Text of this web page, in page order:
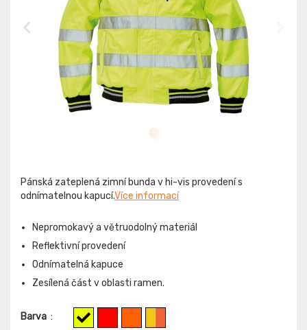
Pánská zateplená zimní bunda v hi-vis provedení s
odnímatelnou kapucí.Více informací
Nepromokavý a větruodolný materiál
Reflektivní provedení
Odnímatelná kapuce
Zesílená část v oblasti ramen.
Barva :